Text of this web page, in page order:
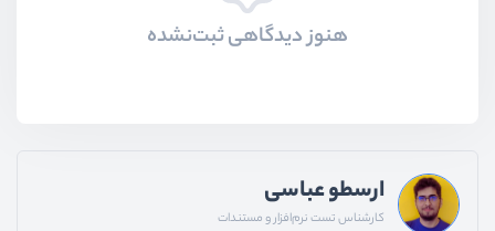
هنوز دیدگاهی ثبت‌نشده
ارسطو عباسی
کارشناس تست نرم‌افزار و مستندات